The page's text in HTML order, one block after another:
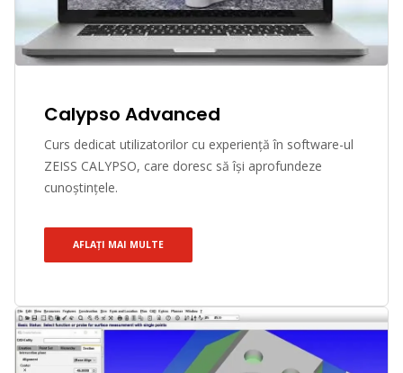
Calypso Advanced
Curs dedicat utilizatorilor cu experiență în software-ul
ZEISS CALYPSO, care doresc să își aprofundeze
cunoștințele.
AFLAȚI MAI MULTE